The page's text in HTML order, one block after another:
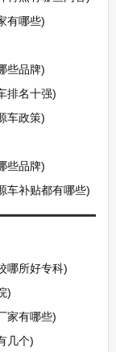
有哪些)
些品牌)
排名十强)
车政策)
些品牌)
车补贴都有哪些)
哪所好专科)
)
家有哪些)
几个)